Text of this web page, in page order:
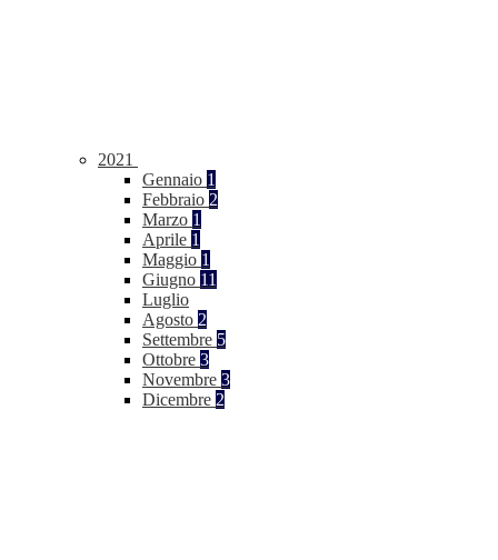
2021
Gennaio 1
Febbraio 2
Marzo 1
Aprile 1
Maggio 1
Giugno 11
Luglio
Agosto 2
Settembre 5
Ottobre 3
Novembre 3
Dicembre 2